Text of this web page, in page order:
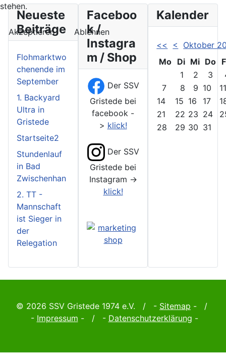
Neueste
Beiträge
Flohmarktwo
chenende im
September
1. Backyard
Ultra in
Gristede
Startseite2
Stundenlauf
in Bad
Zwischenhan
2. TT -
Mannschaft
ist Sieger in
der
Relegation
Faceboo
k /
Instagra
m / Shop
Der SSV
Gristede bei
facebook -
> klick!
Der SSV
Gristede bei
Instagram ->
klick!
Kalender
<< <
Oktober
Mo Di Mi Do
1
2 3
7
8 9 10
14
15 16 17
21
22 23 24
28
29 30 31
© 2026 SSV Gristede 1974 e.V. / - Sitemap - /
- Impressum - / - Datenschutzerklärung -
stehen.
Akzeptieren Ablehnen